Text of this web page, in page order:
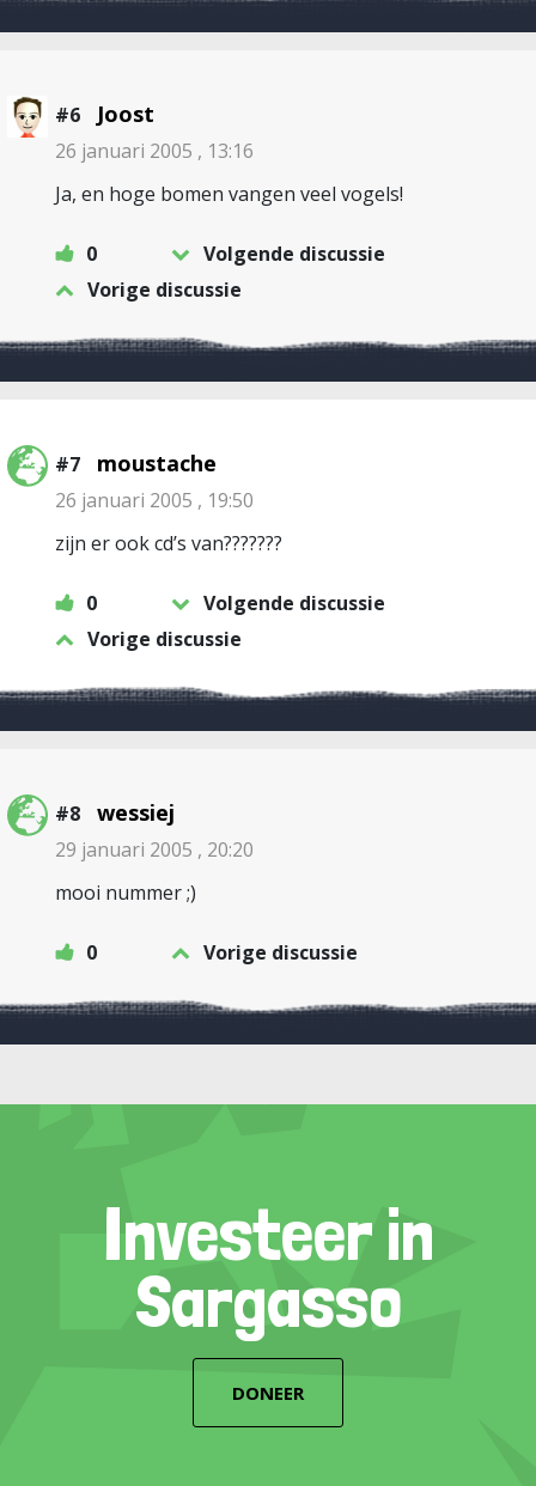
#6 Joost
26 januari 2005 , 13:16
Ja, en hoge bomen vangen veel vogels!
0
Volgende discussie
Vorige discussie
#7 moustache
26 januari 2005 , 19:50
zijn er ook cd’s van???????
0
Volgende discussie
Vorige discussie
#8 wessiej
29 januari 2005 , 20:20
mooi nummer ;)
0 Vorige discussie
Investeer in
Sargasso
DONEER